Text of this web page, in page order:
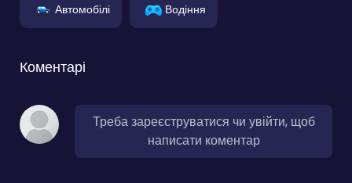
Автомобілі Водіння
Коментарі
Треба зареєструватися чи увійти, щоб
написати коментар